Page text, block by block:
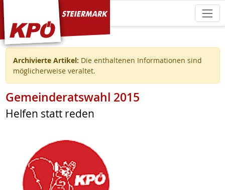
KPÖ Steiermark
Archivierte Artikel: Die enthaltenen Informationen sind
möglicherweise veraltet.
Gemeinderatswahl 2015
Helfen statt reden